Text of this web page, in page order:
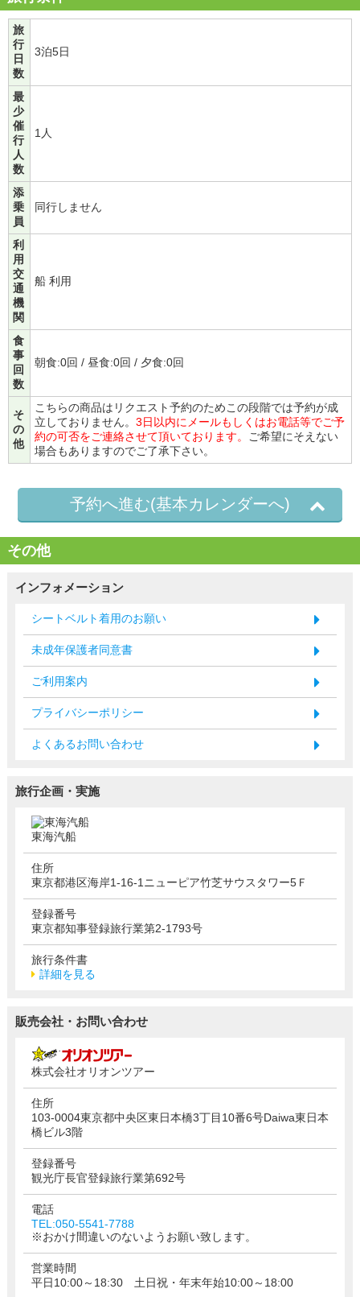
旅
行
日
数
3泊5日
最
少
催
行
人
数
1人
添
乗
員
同行しません
利
用
交
通
機
関
船 利用
食
事
回
数
朝食:0回 / 昼食:0回 / 夕食:0回
そ
の
他
こちらの商品はリクエスト予約のためこの段階では予約が成
立しておりません。 3日以内にメールもしくはお電話等でご予
約の可否をご連絡させて頂いております。
ご希望にそえない
場合もありますのでご了承下さい。
予約へ進む(基本カレンダーへ)
その他
インフォメーション
シートベルト着用のお願い
未成年保護者同意書
ご利用案内
プライバシーポリシー
よくあるお問い合わせ
旅行企画・実施
東海汽船
住所
東京都港区海岸1-16-1ニューピア竹芝サウスタワー5Ｆ
登録番号
東京都知事登録旅行業第2-1793号
旅行条件書
詳細を見る
販売会社・お問い合わせ
株式会社オリオンツアー
住所
103-0004東京都中央区東日本橋3丁目10番6号Daiwa東日本
橋ビル3階
登録番号
観光庁長官登録旅行業第692号
電話
TEL:050-5541-7788
※おかけ間違いのないようお願い致します。
営業時間
平日10:00～18:30 土日祝・年末年始10:00～18:00